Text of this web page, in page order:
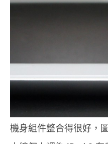
機身組件整合得很好，